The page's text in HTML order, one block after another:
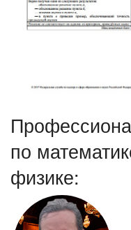
по
физике: